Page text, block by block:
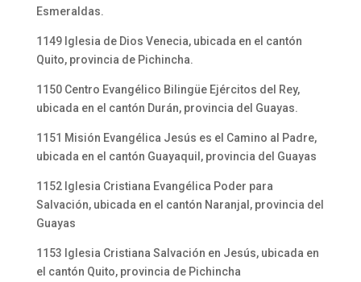
Esmeraldas.
1149 Iglesia de Dios Venecia, ubicada en el cantón
Quito, provincia de Pichincha.
1150 Centro Evangélico Bilingüe Ejércitos del Rey,
ubicada en el cantón Durán, provincia del Guayas.
1151 Misión Evangélica Jesús es el Camino al Padre,
ubicada en el cantón Guayaquil, provincia del Guayas
1152 Iglesia Cristiana Evangélica Poder para
Salvación, ubicada en el cantón Naranjal, provincia del
Guayas
1153 Iglesia Cristiana Salvación en Jesús, ubicada en
el cantón Quito, provincia de Pichincha